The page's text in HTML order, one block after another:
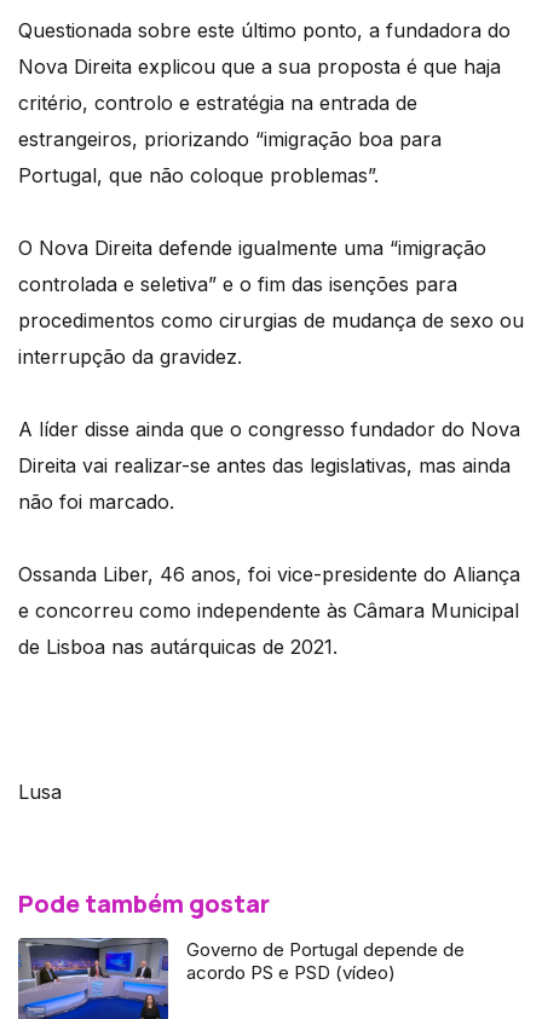
Questionada sobre este último ponto, a fundadora do
Nova Direita explicou que a sua proposta é que haja
critério, controlo e estratégia na entrada de
estrangeiros, priorizando “imigração boa para
Portugal, que não coloque problemas”.
O Nova Direita defende igualmente uma “imigração
controlada e seletiva” e o fim das isenções para
procedimentos como cirurgias de mudança de sexo ou
interrupção da gravidez.
A líder disse ainda que o congresso fundador do Nova
Direita vai realizar-se antes das legislativas, mas ainda
não foi marcado.
Ossanda Liber, 46 anos, foi vice-presidente do Aliança
e concorreu como independente às Câmara Municipal
de Lisboa nas autárquicas de 2021.
Lusa
Pode também gostar
Governo de Portugal depende de
acordo PS e PSD (vídeo)